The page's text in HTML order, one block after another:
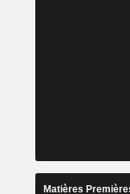
Matières